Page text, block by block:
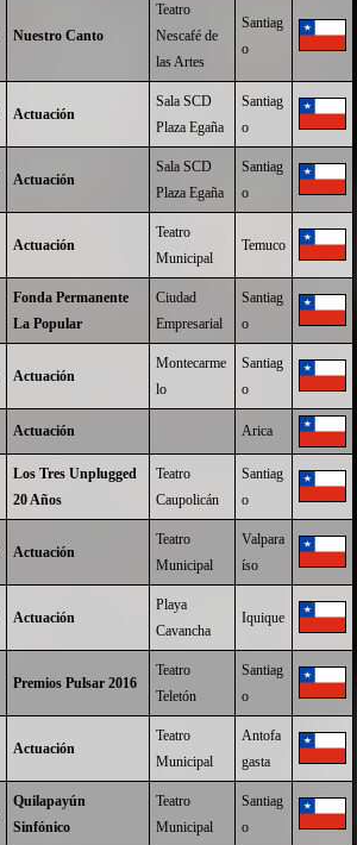
Nuestro Canto
Teatro
Nescafé de
las Artes
Santiag
o
Actuación
Sala SCD
Plaza Egaña
Santiag
o
Actuación
Sala SCD
Plaza Egaña
Santiag
o
Actuación
Teatro
Municipal
Temuco
Fonda Permanente
La Popular
Ciudad
Empresarial
Santiag
o
Actuación
Montecarme
lo
Santiag
o
Actuación Arica
Los Tres Unplugged
20 Años
Teatro
Caupolicán
Santiag
o
Actuación
Teatro
Municipal
Valpara
íso
Actuación
Playa
Cavancha
Iquique
Premios Pulsar 2016
Teatro
Teletón
Santiag
o
Actuación
Teatro
Municipal
Antofa
gasta
Quilapayún
Sinfónico
Teatro
Municipal
Santiag
o